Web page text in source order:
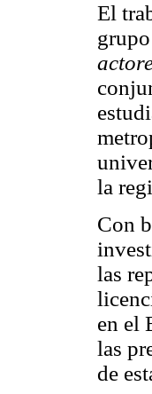
El
la
Con
las
en el
las
de